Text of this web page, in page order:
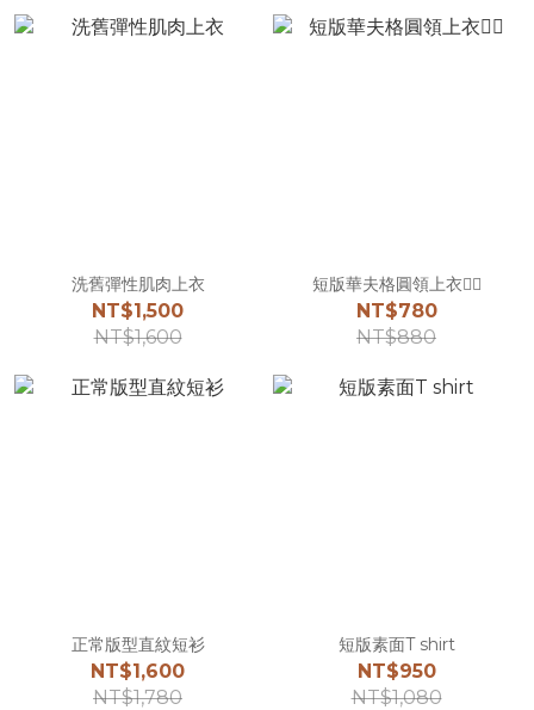
洗舊彈性肌肉上衣
NT$1,500
NT$1,600
短版華夫格圓領上衣☝🏻
NT$780
NT$880
正常版型直紋短衫
NT$1,600
NT$1,780
短版素面T shirt
NT$950
NT$1,080